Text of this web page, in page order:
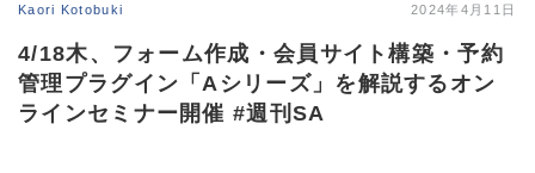
Kaori Kotobuki 2024年4月11日
4/18木、フォーム作成・会員サイト構築・予約
管理プラグイン「Aシリーズ」を解説するオン
ラインセミナー開催 #週刊SA